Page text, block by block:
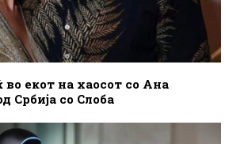
екот на хаосот со Ана
Србија со Слоба